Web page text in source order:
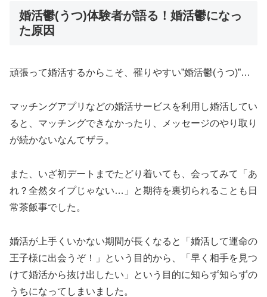
婚活鬱(うつ)体験者が語る！婚活鬱になっ
た原因
頑張って婚活するからこそ、罹りやすい”婚活鬱(うつ)”…
マッチングアプリなどの婚活サービスを利用し婚活してい
ると、マッチングできなかったり、メッセージのやり取り
が続かないなんてザラ。
また、いざ初デートまでたどり着いても、会ってみて「あ
れ？全然タイプじゃない…」と期待を裏切られることも日
常茶飯事でした。
婚活が上手くいかない期間が長くなると「婚活して運命の
王子様に出会うぞ！」という目的から、「早く相手を見つ
けて婚活から抜け出したい」という目的に知らず知らずの
うちになってしまいました。